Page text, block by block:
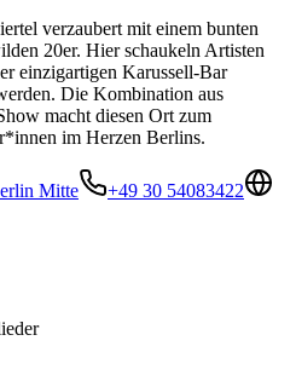
verzaubert mit einem bunten
20er. Hier schaukeln Artisten
einzigartigen Karussell-Bar
Die Kombination aus
macht diesen Ort zum
im Herzen Berlins.
Mitte
+49 30 54083422